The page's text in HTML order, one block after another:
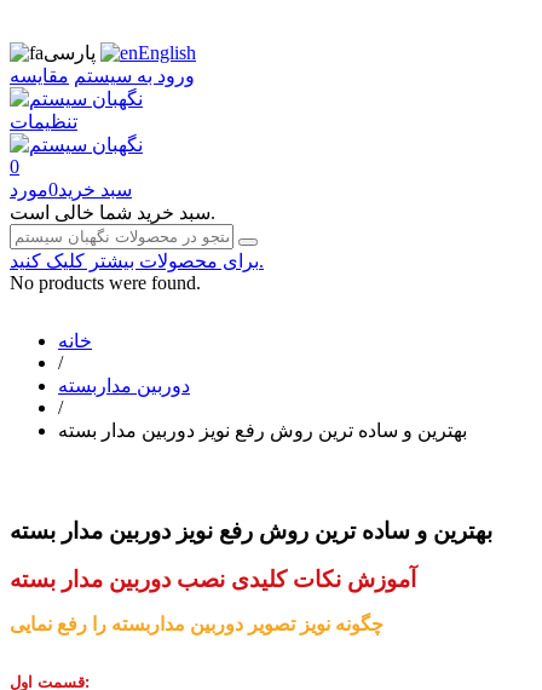
پارسی
English
ورود به سیستم مقایسه
تنظیمات
0
سبد خرید0مورد
سبد خرید شما خالی است.
برای محصولات بیشتر کلیک کنید.
No products were found.
خانه
/
دوربین مداربسته
/
بهترین و ساده ترین روش رفع نویز دوربین مدار بسته
بهترین و ساده ترین روش رفع نویز دوربین مدار بسته
آموزش نکات کلیدی نصب دوربین مدار بسته
چگونه نویز تصویر دوربین مداربسته را رفع نمایی
قسمت اول: